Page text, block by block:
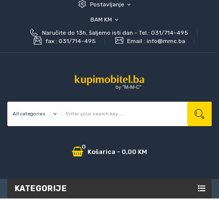
Postavljanje expand_more
BAM KM expand_more
Naručite do 13h, šaljemo isti dan - Tel.: 031/714-495
fax : 031/714-495 Email : info@mmc.ba
Košarica
0
- 0,00 KM
KATEGORIJE